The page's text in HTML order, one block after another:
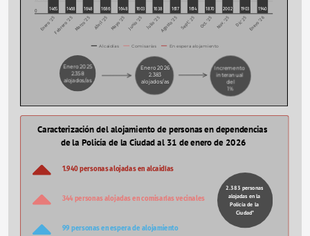
0
Enero '25Febrero '25 Marzo '25 Abril '25 Mayo '25 Junio '25 Julio '25Agosto '25 Sept.' 25 Oct. '25 Nov. '25 Dic' 25 Enero '26
1465 1468 1648 1686 1648 1603 1638 1617 1614 1870 2002 1903 1940
Alcaidías Comisarías En espera alojamiento
Enero 2025
2.358
alojados/as
Enero 2026
2.383
alojados/as
Incremento
interanual
del
1%
Caracterización del alojamiento de personas en dependencias
de la Policía de la Ciudad al 31 de enero de 2026
1.940 personas alojadas en alcaidías
344 personas alojadas en comisarías vecinales
99 personas en espera de alojamiento
2.383 personas
alojadas en la
Policía de la
Ciudad*